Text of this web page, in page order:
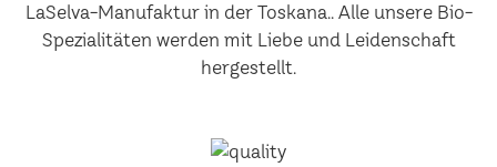
LaSelva-Manufaktur in der Toskana.. Alle unsere Bio-
Spezialitäten werden mit Liebe und Leidenschaft
hergestellt.